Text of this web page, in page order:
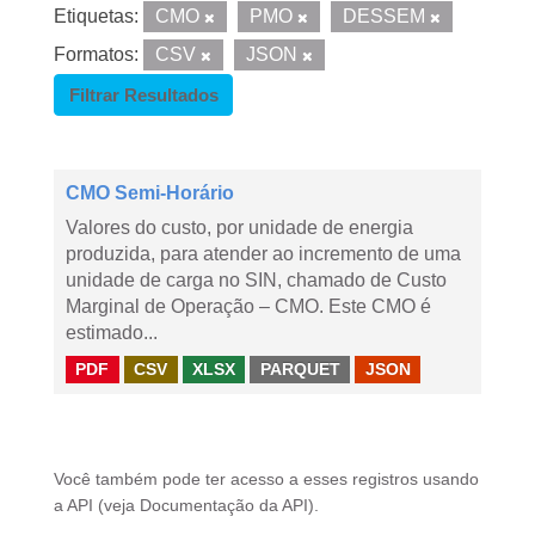
Etiquetas: CMO PMO
DESSEM
Formatos:
CSV
JSON
Filtrar Resultados
CMO Semi-Horário
Valores do custo, por unidade de energia
produzida, para atender ao incremento de uma
unidade de carga no SIN, chamado de Custo
Marginal de Operação – CMO. Este CMO é
estimado...
PDF CSV XLSX PARQUET JSON
Você também pode ter acesso a esses registros usando
a API (veja Documentação da API ).